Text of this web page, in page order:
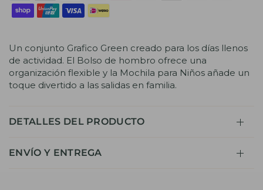
Un conjunto Grafico Green creado para los días llenos
de actividad. El Bolso de hombro ofrece una
organización flexible y la Mochila para Niños añade un
toque divertido a las salidas en familia.
DETALLES DEL PRODUCTO
ENVÍO Y ENTREGA